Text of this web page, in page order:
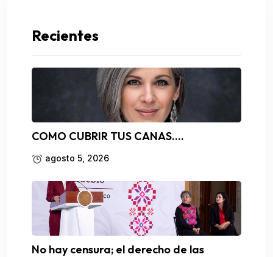
Recientes
COMO CUBRIR TUS CANAS….
agosto 5, 2026
No hay censura; el derecho de las